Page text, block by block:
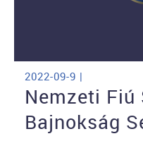
2022-09-9 |
Nemzeti Fiú
Bajnokság